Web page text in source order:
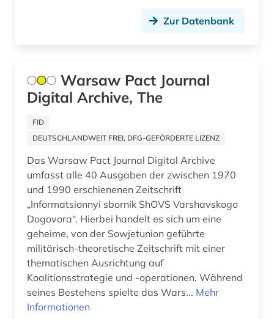
bergbau (1)
bergen (2)
berlin (2)
bern (1)
berne <wesermarsch> (1)
beruf (1)
beschluss (1)
Tschechische Republik (10)
USA (65)
Ukraine (10)
Zypern (1)
Zur Datenbank
Warsaw Pact Journal
Digital Archive, The
FID
DEUTSCHLANDWEIT FREI, DFG-GEFÖRDERTE LIZENZ
Das Warsaw Pact Journal Digital Archive
umfasst alle 40 Ausgaben der zwischen 1970
und 1990 erschienenen Zeitschrift
„Informatsionnyi sbornik ShOVS Varshavskogo
Dogovora“. Hierbei handelt es sich um eine
geheime, von der Sowjetunion geführte
militärisch-theoretische Zeitschrift mit einer
thematischen Ausrichtung auf
Koalitionsstrategie und -operationen. Während
seines Bestehens spielte das Wars... Mehr
Informationen